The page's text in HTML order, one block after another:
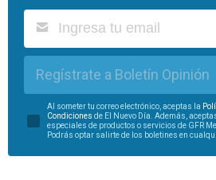
Regístrate a Boletín Opinión
Al someter tu correo electrónico, aceptas la
Condiciones de El Nuevo Día. Además,
especiales de productos o servicios de GFR
Podrás optar salirte de los boletines en